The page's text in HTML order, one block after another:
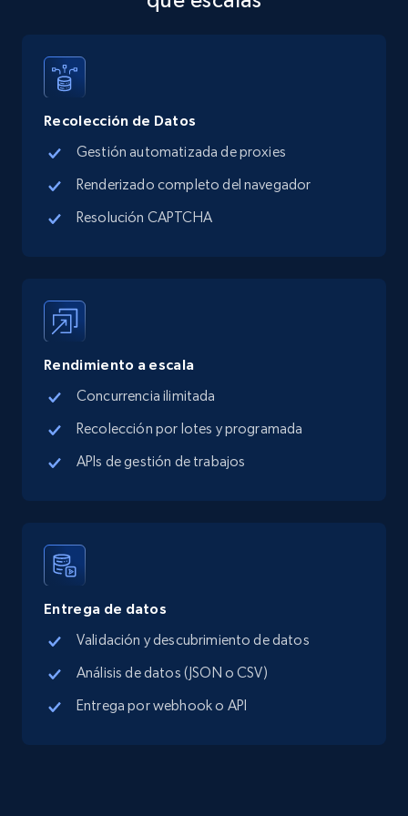
Address, Description, Business details, and
13.3K+
records by location search
Place id, URL, Country, Name, Category,
13.3K+
Google Maps full information - Collect
Google Maps Businesses data by place id
Place id, URL, Country, Name, Category,
Address, Description, Business details, and
13.3K+
Google Maps full information - Discover
Place id, URL, Country, Name, Category,
Address, Description, Business details, and
Recolección de Datos
Gestión automatizada de proxies
Renderizado completo del navegador
Resolución CAPTCHA
Rendimiento a escala
Concurrencia ilimitada
Recolección por lotes y programada
APIs de gestión de trabajos
Entrega de datos
Validación y descubrimiento de datos
Análisis de datos (JSON o CSV)
Entrega por webhook o API